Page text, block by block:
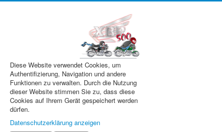
Diese Website verwendet Cookies, um
Authentifizierung, Navigation und andere
Funktionen zu verwalten. Durch die Nutzung
dieser Website stimmen Sie zu, dass diese
Cookies auf Ihrem Gerät gespeichert werden
dürfen.
Datenschutzerklärung anzeigen